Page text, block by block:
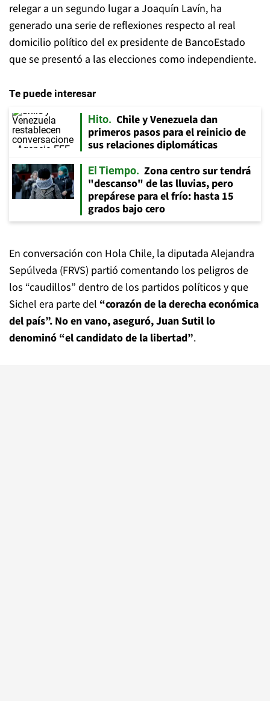
relegar a un segundo lugar a Joaquín Lavín, ha
generado una serie de reflexiones respecto al real
domicilio político del ex presidente de BancoEstado
que se presentó a las elecciones como independiente.
Te puede interesar
Hito
Chile y Venezuela dan
primeros pasos para el reinicio de
sus relaciones diplomáticas
El Tiempo
Zona centro sur tendrá
"descanso" de las lluvias, pero
prepárese para el frío: hasta 15
grados bajo cero
En conversación con Hola Chile, la diputada Alejandra
Sepúlveda (FRVS) partió comentando los peligros de
los “caudillos” dentro de los partidos políticos y que
Sichel era parte del “corazón de la derecha económica
del país”. No en vano, aseguró, Juan Sutil lo
denominó “el candidato de la libertad”.